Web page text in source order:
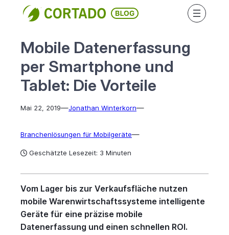
Direkt
wechseln
Mobile Datenerfassung
per Smartphone und
Tablet: Die Vorteile
Mai 22, 2019—Jonathan Winterkorn—
Branchenlösungen für Mobilgeräte—
Geschätzte Lesezeit: 3 Minuten
Vom Lager bis zur Verkaufsfläche nutzen
mobile Warenwirtschaftssysteme intelligente
Geräte für eine präzise mobile
Datenerfassung und einen schnellen ROI.